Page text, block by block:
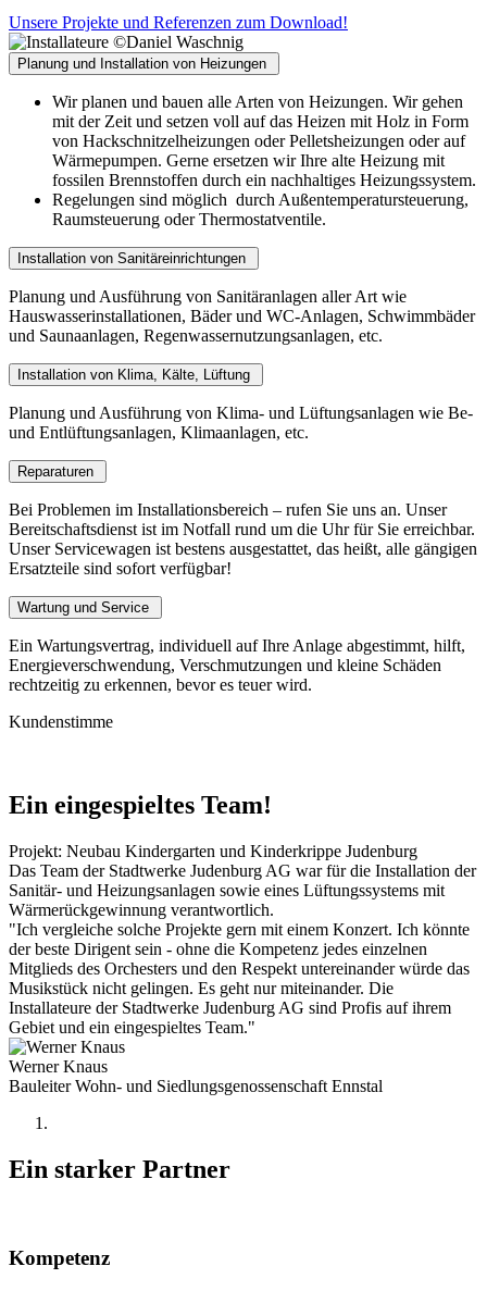
Unsere Projekte und Referenzen zum Download!
©Daniel Waschnig
Planung und Installation von Heizungen
Wir planen und bauen alle Arten von Heizungen. Wir gehen
mit der Zeit und setzen voll auf das Heizen mit Holz in Form
von Hackschnitzelheizungen oder Pelletsheizungen oder auf
Wärmepumpen. Gerne ersetzen wir Ihre alte Heizung mit
fossilen Brennstoffen durch ein nachhaltiges Heizungssystem.
Regelungen sind möglich durch Außentemperatursteuerung,
Raumsteuerung oder Thermostatventile.
Installation von Sanitäreinrichtungen
Planung und Ausführung von Sanitäranlagen aller Art wie
Hauswasserinstallationen, Bäder und WC-Anlagen, Schwimmbäder
und Saunaanlagen, Regenwassernutzungsanlagen, etc.
Installation von Klima, Kälte, Lüftung
Planung und Ausführung von Klima- und Lüftungsanlagen wie Be-
und Entlüftungsanlagen, Klimaanlagen, etc.
Reparaturen
Bei Problemen im Installationsbereich – rufen Sie uns an. Unser
Bereitschaftsdienst ist im Notfall rund um die Uhr für Sie erreichbar.
Unser Servicewagen ist bestens ausgestattet, das heißt, alle gängigen
Ersatzteile sind sofort verfügbar!
Wartung und Service
Ein Wartungsvertrag, individuell auf Ihre Anlage abgestimmt, hilft,
Energieverschwendung, Verschmutzungen und kleine Schäden
rechtzeitig zu erkennen, bevor es teuer wird.
Kundenstimme
Ein eingespieltes Team!
Projekt: Neubau Kindergarten und Kinderkrippe Judenburg
Das Team der Stadtwerke Judenburg AG war für die Installation der
Sanitär- und Heizungsanlagen sowie eines Lüftungssystems mit
Wärmerückgewinnung verantwortlich.
"Ich vergleiche solche Projekte gern mit einem Konzert. Ich könnte
der beste Dirigent sein - ohne die Kompetenz jedes einzelnen
Mitglieds des Orchesters und den Respekt untereinander würde das
Musikstück nicht gelingen. Es geht nur miteinander. Die
Installateure der Stadtwerke Judenburg AG sind Profis auf ihrem
Gebiet und ein eingespieltes Team."
Werner Knaus
Bauleiter Wohn- und Siedlungsgenossenschaft Ennstal
Ein starker Partner
Kompetenz